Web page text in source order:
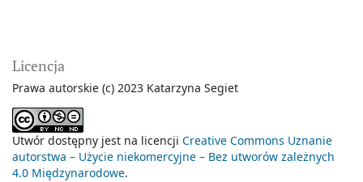
Licencja
Prawa autorskie (c) 2023 Katarzyna Segiet
Utwór dostępny jest na licencji Creative Commons Uznanie
autorstwa – Użycie niekomercyjne – Bez utworów zależnych
4.0 Międzynarodowe.